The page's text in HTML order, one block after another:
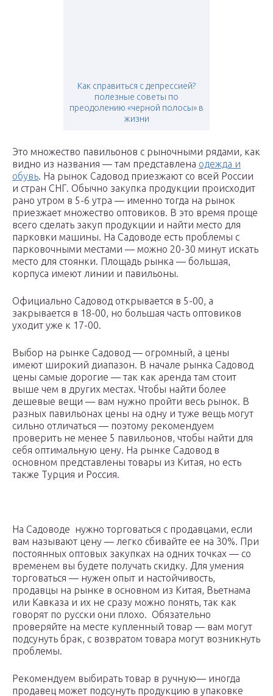
Как справиться с депрессией?
полезные советы по
преодолению «черной полосы» в
жизни
Это множество павильонов с рыночными рядами, как
видно из названия — там представлена одежда и
обувь. На рынок Садовод приезжают со всей России
и стран СНГ. Обычно закупка продукции происходит
рано утром в 5-6 утра — именно тогда на рынок
приезжает множество оптовиков. В это время проще
всего сделать закуп продукции и найти место для
парковки машины. На Садоводе есть проблемы с
парковочными местами — можно 20-30 минут искать
место для стоянки. Площадь рынка — большая,
корпуса имеют линии и павильоны.
Официально Садовод открывается в 5-00, а
закрывается в 18-00, но большая часть оптовиков
уходит уже к 17-00.
Выбор на рынке Садовод — огромный, а цены
имеют широкий диапазон. В начале рынка Садовод
цены самые дорогие — так как аренда там стоит
выше чем в других местах. Чтобы найти более
дешевые вещи — вам нужно пройти весь рынок. В
разных павильонах цены на одну и туже вещь могут
сильно отличаться — поэтому рекомендуем
проверить не менее 5 павильонов, чтобы найти для
себя оптимальную цену. На рынке Садовод в
основном представлены товары из Китая, но есть
также Турция и Россия.
На Садоводе нужно торговаться с продавцами, если
вам называют цену — легко сбивайте ее на 30%. При
постоянных оптовых закупках на одних точках — со
временем вы будете получать скидку. Для умения
торговаться — нужен опыт и настойчивость,
продавцы на рынке в основном из Китая, Вьетнама
или Кавказа и их не сразу можно понять, так как
говорят по русски они плохо. Обязательно
проверяйте на месте купленный товар — вам могут
подсунуть брак, с возвратом товара могут возникнуть
проблемы.
Рекомендуем выбирать товар в ручную— иногда
продавец может подсунуть продукцию в упаковке